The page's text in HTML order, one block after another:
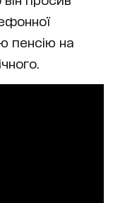
пенсію на